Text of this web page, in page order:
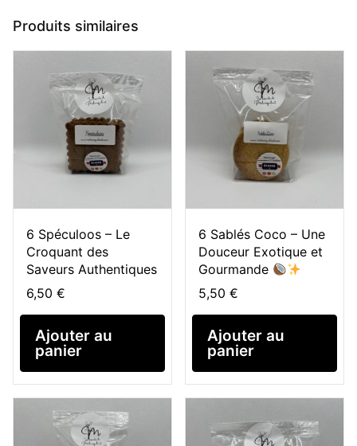
Produits similaires
6 Spéculoos – Le
Croquant des
Saveurs Authentiques
6,50 €
Ajouter au
panier
6 Sablés Coco – Une
Douceur Exotique et
Gourmande
5,50 €
Ajouter au
panier